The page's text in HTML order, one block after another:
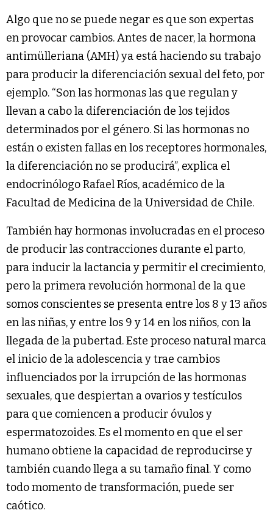
Algo que no se puede negar es que son expertas
en provocar cambios. Antes de nacer, la hormona
antimülleriana (AMH) ya está haciendo su trabajo
para producir la diferenciación sexual del feto, por
ejemplo. “Son las hormonas las que regulan y
llevan a cabo la diferenciación de los tejidos
determinados por el género. Si las hormonas no
están o existen fallas en los receptores hormonales,
la diferenciación no se producirá”, explica el
endocrinólogo Rafael Ríos, académico de la
Facultad de Medicina de la Universidad de Chile.
También hay hormonas involucradas en el proceso
de producir las contracciones durante el parto,
para inducir la lactancia y permitir el crecimiento,
pero la primera revolución hormonal de la que
somos conscientes se presenta entre los 8 y 13 años
en las niñas, y entre los 9 y 14 en los niños, con la
llegada de la pubertad. Este proceso natural marca
el inicio de la adolescencia y trae cambios
influenciados por la irrupción de las hormonas
sexuales, que despiertan a ovarios y testículos
para que comiencen a producir óvulos y
espermatozoides. Es el momento en que el ser
humano obtiene la capacidad de reproducirse y
también cuando llega a su tamaño final. Y como
todo momento de transformación, puede ser
caótico.